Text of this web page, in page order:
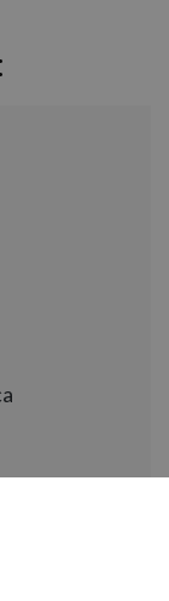
Mbus.
uit
moderne
gedeeld en er
per maand;